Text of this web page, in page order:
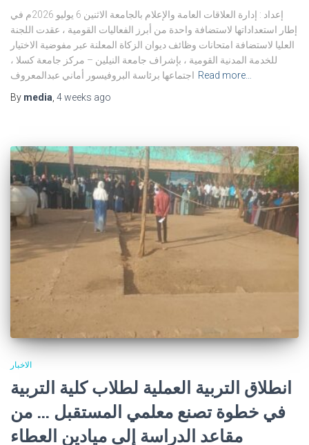
إعداد : إدارة العلاقات العامة والإعلام بالجامعة الاثنين 6 يوليو 2026م في
إطار استعداداتها لاستضافة واحدة من أبرز الفعاليات القومية ، عقدت اللجنة
العليا لاستضافة امتحانات وظائف ديوان الزكاة المعلنة عبر مفوضية الاختيار
للخدمة المدنية القومية ، بإشراف جامعة النيلين – مركز جامعة كسلا ،
اجتماعها برئاسة البروفيسور أماني عبدالمعروف Read more…
By media 4 weeks ago
الاخبار
انطلاق التربية العملية لطلاب كلية التربية
في خطوة تصنع معلمي المستقبل … من
مقاعد الدراسة إلى ميادين العطاء